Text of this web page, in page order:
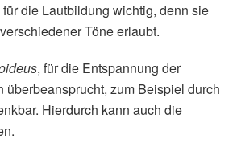
die Lautbildung wichtig, denn sie
Töne erlaubt.
, für die Entspannung der
zum Beispiel durch
Hierdurch kann auch die